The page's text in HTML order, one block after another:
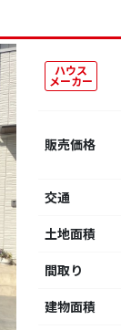
ハウス
メーカー
販売価格
交通
土地面積
間取り
建物面積